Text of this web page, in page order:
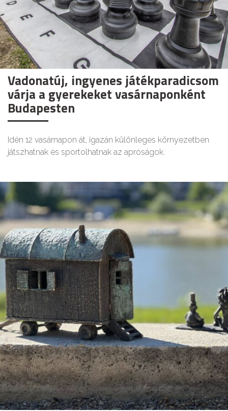
Vadonatúj, ingyenes játékparadicsom
várja a gyerekeket vasárnaponként
Budapesten
Idén 12 vasárnapon át, igazán különleges környezetben
játszhatnak és sportolhatnak az apróságok.